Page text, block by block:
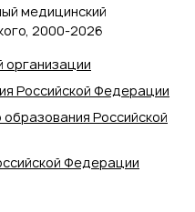
организации
Российской Федерации
Российской
Федерации
медицинский
2000‑2026